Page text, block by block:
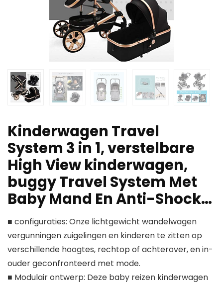
Kinderwagen Travel
System 3 in 1, verstelbare
High View kinderwagen,
buggy Travel System Met
Baby Mand En Anti-Shock…
■ configuraties: Onze lichtgewicht wandelwagen
vergunningen zuigelingen en kinderen te zitten op
verschillende hoogtes, rechtop of achterover, en in-
ouder geconfronteerd met mode.
■ Modulair ontwerp: Deze baby reizen kinderwagen